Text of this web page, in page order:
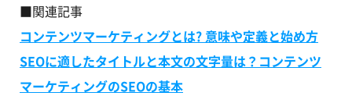
■関連記事
コンテンツマーケティングとは? 意味や定義と始め方
SEOに適したタイトルと本文の文字量は？コンテンツ
マーケティングのSEOの基本